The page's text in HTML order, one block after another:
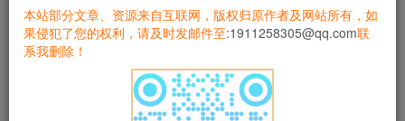
部署教程
本站部分文章、资源来自互联网，版权归原作者及网站所有，如
果侵犯了您的权利，请及时发邮件至:1911258305@qq.com联
系我删除！